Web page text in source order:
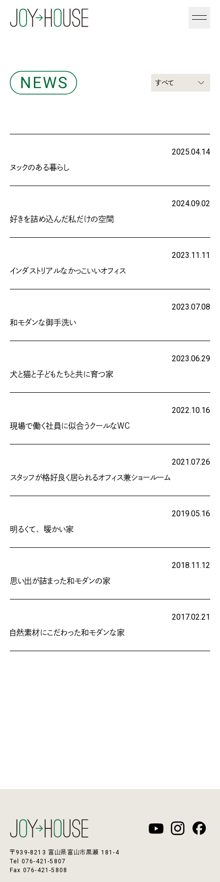
すべて
2025.04.14
ヌックのある暮らし
2024.09.02
好きを詰め込んだ私だけの空間
2023.11.11
インダストリアルなかっこいいオフィス
2023.07.08
和モダンな御手洗い
2023.06.29
犬と猫と子どもたちと共に育つ家
2022.10.16
現場で働く社員に似合うクールなＷＣ
2021.07.26
スタッフが格好良く居られるオフィス兼ショールーム
2019.05.16
明るくて、暖かい家
2018.11.12
思い出が詰まった和モダンの家
2017.02.21
自然素材にこだわった和モダンな家
〒939-8213 富山県富山市黒瀬 181-4
Tel 076-421-5807
Fax 076-421-5808